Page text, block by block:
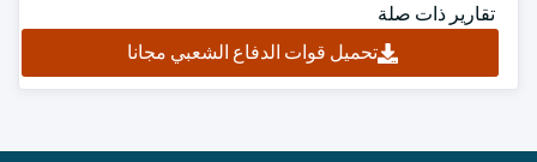
تقارير ذات صلة
تحميل قوات الدفاع الشعبي مجانا